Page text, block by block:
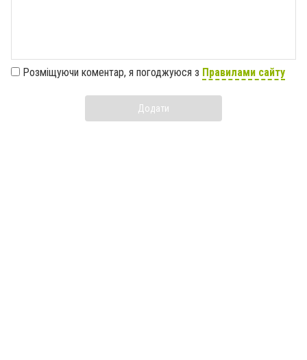
Розміщуючи коментар, я погоджуюся з Правилами сайту
Додати